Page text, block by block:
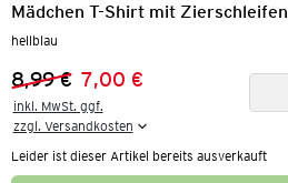
Mädchen T-Shirt mit Zierschleifen
hellblau
Vorheriger Preis:
8,99 €
Neuer Preis:
7,00 €
inkl. MwSt. ggf.
zzgl. Versandkosten
Leider ist dieser Artikel bereits ausverkauft